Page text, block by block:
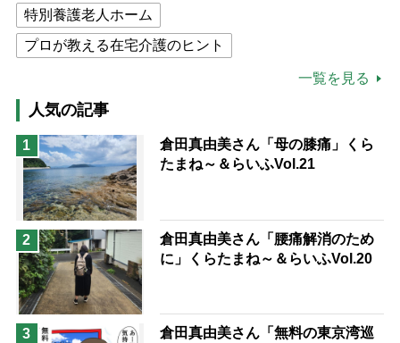
特別養護老人ホーム
プロが教える在宅介護のヒント
高木ブー
ケアマネジャー
猫が母になつきません
息子の遠距離介護サバイバル術
兄がボケました
予防法
一覧を見る
人気の記事
1
倉田真由美さん「母の膝痛」くら
たまね～＆らいふVol.21
2
倉田真由美さん「腰痛解消のため
に」くらたまね～＆らいふVol.20
3
倉田真由美さん「無料の東京湾巡